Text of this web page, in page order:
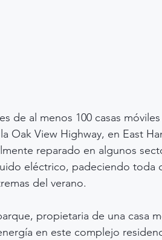
de al menos 100 casas
Oak View Highway, en East
reparado en algunos
eléctrico, padeciendo toda
del verano.
propietaria de una casa
en este complejo